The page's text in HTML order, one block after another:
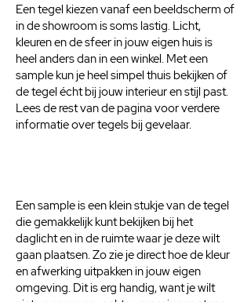
Een tegel kiezen vanaf een beeldscherm of
in de showroom is soms lastig. Licht,
kleuren en de sfeer in jouw eigen huis is
heel anders dan in een winkel. Met een
sample kun je heel simpel thuis bekijken of
de tegel écht bij jouw interieur en stijl past.
Lees de rest van de pagina voor verdere
informatie over tegels bij gevelaar.
Een sample is een klein stukje van de tegel
die gemakkelijk kunt bekijken bij het
daglicht en in de ruimte waar je deze wilt
gaan plaatsen. Zo zie je direct hoe de kleur
en afwerking uitpakken in jouw eigen
omgeving. Dit is erg handig, want je wilt